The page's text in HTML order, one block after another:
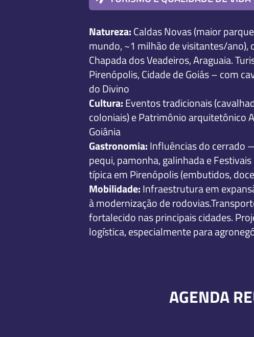
Natureza:Caldas Novas (maior
mundo, ~1 milhão de visitantes/ano),
Chapada dos Veadeiros, Araguaia.
Pirenópolis, Cidade de Goiás – com
do Divino
Cultura:Eventos tradicionais
coloniais) e Patrimônio arquitetônico
Goiânia
Gastronomia:Influências do cerrado
pequi, pamonha, galinhada e
típica em Pirenópolis (embutidos,
Mobilidade:Infraestrutura em
à modernização de
fortalecido nas principais cidades.
logística, especialmente para
AGENDA